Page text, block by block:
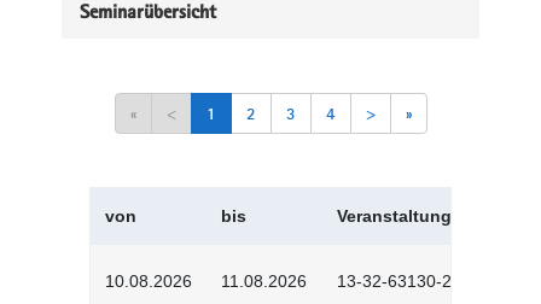
Seminarübersicht
« < 1 2 3 4 > »
von bis Veranstaltungskürzel
10.08.2026 11.08.2026 13-32-63130-2601